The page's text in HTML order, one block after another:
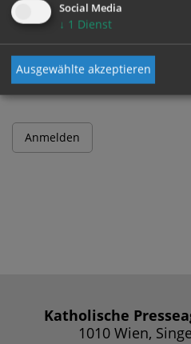
Passwort
Katholische
1010 Wien,
Social Media
↓ 1 Dienst
Ausgewählte akzeptieren